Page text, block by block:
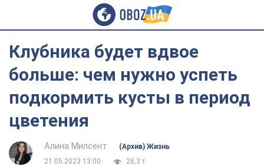
Клубника будет вдвое
больше: чем нужно успеть
подкормить кусты в период
цветения
Алина Милсент
(Архив) Жизнь
21.05.2023 13:00
28,3 т.